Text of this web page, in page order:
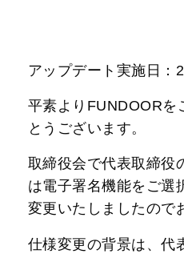
アップデート実施日：
平素より FUNDOORを
とうございます。
取締役会で代表取締役
は電子署名機能をご選
変更いたしましたので
仕様変更の背景は、代